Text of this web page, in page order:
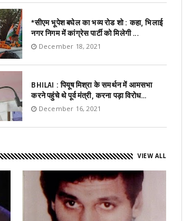
*सीएम भूपेश बघेल का भव्य रोड शो : कहा, भिलाई
नगर निगम में कांग्रेस पार्टी को मिलेगी ...
December 18, 2021
BHILAI : पियूष मिश्रा के समर्थन में आमसभा
करने पहुंचे थे पूर्व मंत्री, करना पड़ा विरोध...
December 16, 2021
VIEW ALL